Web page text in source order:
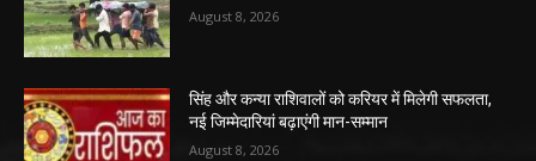
August 8, 2026
सिंह और कन्या राशिवालों को करियर में मिलेगी सफलता,
नई जिम्मेदारियां बढ़ाएंगी मान-सम्मान
August 8, 2026